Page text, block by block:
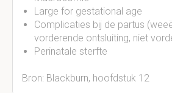
Large for gestational age
Complicaties bij de partus
vorderende ontsluiting, niet
Perinatale sterfte
Bron: Blackburn, hoofdstuk 12